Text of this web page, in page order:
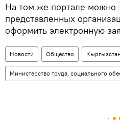
На том же портале можно
представленных
оформить электронную
Новости Общество Кыргызстан
Министерство труда, социального